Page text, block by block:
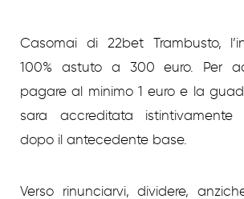
Casomai di 22bet Trambusto,
100% astuto a 300 euro. Per
pagare al minimo 1 euro e la
sara accreditata
dopo il antecedente base.
Verso rinunciarvi, dividere,